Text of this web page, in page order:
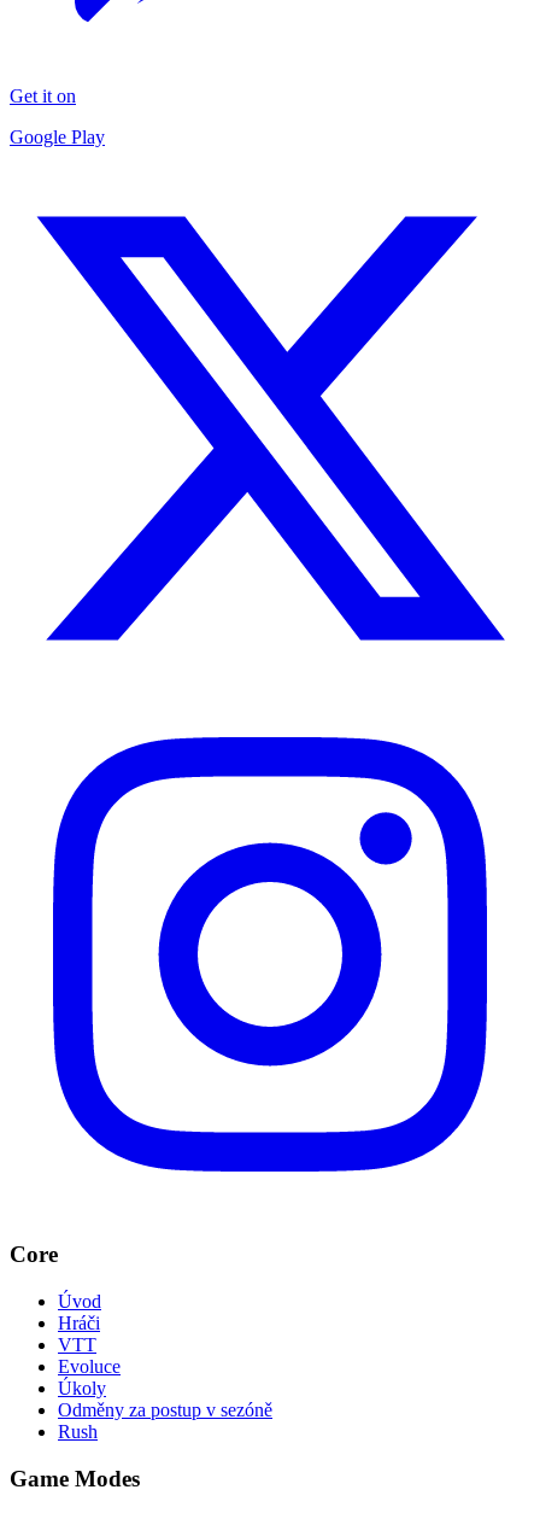
Get it on
Google Play
Core
Úvod
Hráči
VTT
Evoluce
Úkoly
Odměny za postup v sezóně
Rush
Game Modes